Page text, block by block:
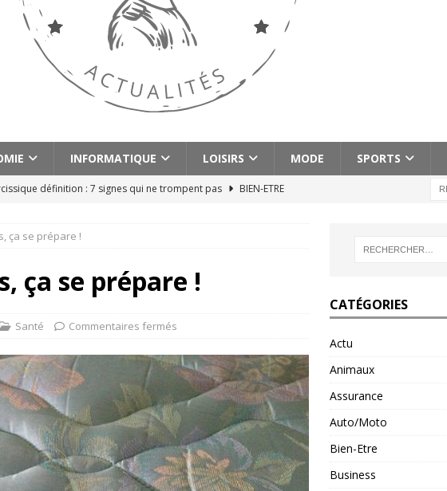
INFORMATIQUE LOISIRS MODE SPORTS
définition : 7 signes qui ne trompent pas
BIEN-ETRE
pour voyager en Géorgie : conseils pratiques et astuces
abdos efficaces pour un ventre plat et ferme
ça se prépare !
ça se prépare !
Santé Commentaires fermés
CATÉGORIES
Actu
Animaux
Assurance
Auto/Moto
Bien-Etre
Business